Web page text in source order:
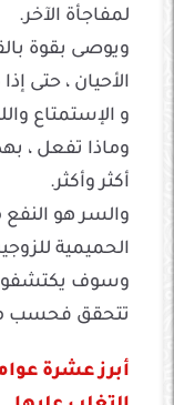
لمفاجأة الآخر.
ويوصى بقوة
الأحيان ، حتى
و الإستمتاع
وماذا تفعل ،
أكثر وأكثر.
والسر هو
الحميمية
وسوف يكتشفون
تتحقق فحسب
أبرز عشرة